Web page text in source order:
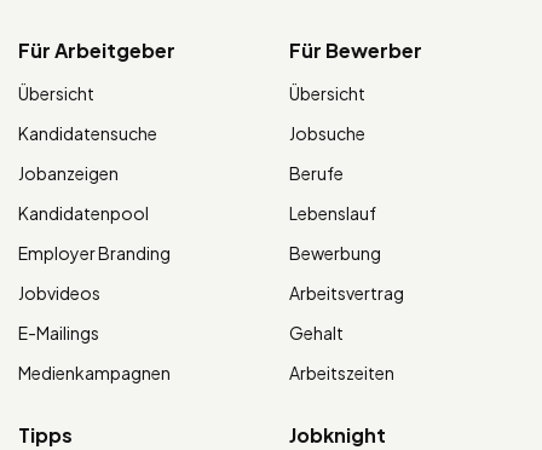
Für Arbeitgeber
Übersicht
Kandidatensuche
Jobanzeigen
Kandidatenpool
Employer Branding
Jobvideos
E-Mailings
Medienkampagnen
Für Bewerber
Übersicht
Jobsuche
Berufe
Lebenslauf
Bewerbung
Arbeitsvertrag
Gehalt
Arbeitszeiten
Tipps Jobknight